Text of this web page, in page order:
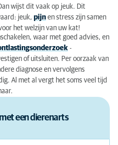
wijst dit vaak op jeuk. Dit
jeuk, pijn en stress zijn samen
het welzijn van uw kat!
waar met goed advies, en
-
of uitsluiten. Per oorzaak van
diagnose en vervolgens
Al met al vergt het soms veel tijd
een dierenarts